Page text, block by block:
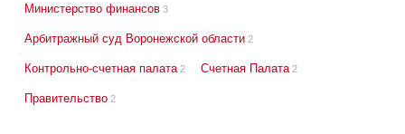
Министерство финансов 3
Арбитражный суд Воронежской области 2
Контрольно-счетная палата 2 Счетная Палата 2
Правительство 2